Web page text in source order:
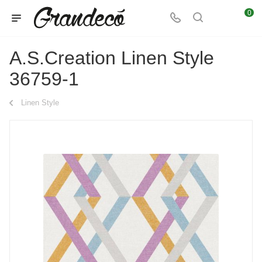
0
A.S.Creation Linen Style
36759-1
Linen Style